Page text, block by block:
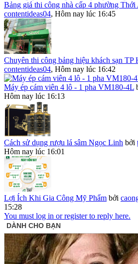
Bảng giá thi công nhà cấp 4 phường
contentideas04, Hôm nay lúc 16:45
Chuyên thi công bảng hiệu khách sạn
contentideas04, Hôm nay lúc 16:42
Máy ép cám viên 4 lô - 1 pha VM180-4L
Hôm nay lúc 16:13
Cách sử dụng rượu lá sâm Ngọc Linh bởi
Hôm nay lúc 16:01
Lợi Ích Khi Gia Công Mỹ Phẩm bởi
15:28
You must log in or register to reply here.